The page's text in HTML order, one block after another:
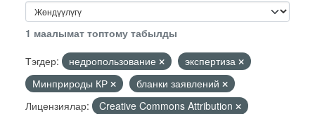
1 маалымат топтому табылды
Тэгдер:
недропользование
экспертиза
Минприроды КР
бланки заявлений
Лицензиялар:
Creative Commons Attribution